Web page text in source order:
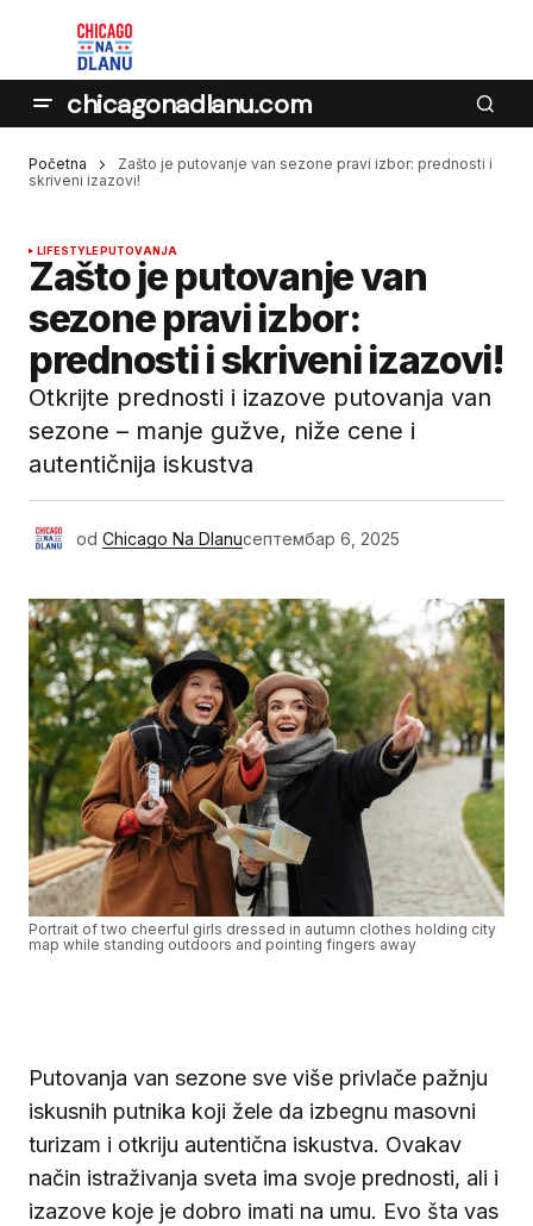
chicagonadlanu.com
Početna
Zašto je putovanje van sezone pravi izbor: prednosti i
skriveni izazovi!
LIFESTYLE PUTOVANJA
Zašto je putovanje van
sezone pravi izbor:
prednosti i skriveni izazovi!
Otkrijte prednosti i izazove putovanja van
sezone – manje gužve, niže cene i
autentičnija iskustva
od Chicago Na Dlanuсептембар 6, 2025
Portrait of two cheerful girls dressed in autumn clothes holding city
map while standing outdoors and pointing fingers away
Putovanja van sezone sve više privlače pažnju
iskusnih putnika koji žele da izbegnu masovni
turizam i otkriju autentična iskustva. Ovakav
način istraživanja sveta ima svoje prednosti, ali i
izazove koje je dobro imati na umu. Evo šta vas